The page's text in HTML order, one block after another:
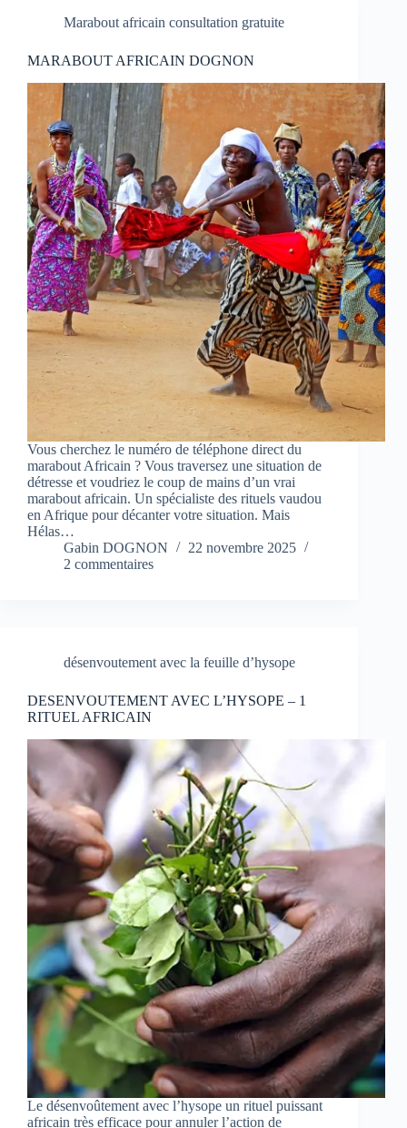
Marabout africain consultation gratuite
MARABOUT AFRICAIN DOGNON
Vous cherchez le numéro de téléphone direct du
marabout Africain ? Vous traversez une situation de
détresse et voudriez le coup de mains d’un vrai
marabout africain. Un spécialiste des rituels vaudou
en Afrique pour décanter votre situation. Mais
Hélas…
Gabin DOGNON
22 novembre 2025
2 commentaires
désenvoutement avec la feuille d’hysope
DESENVOUTEMENT AVEC L’HYSOPE – 1
RITUEL AFRICAIN
Le désenvoûtement avec l’hysope un rituel puissant
africain très efficace pour annuler l’action de